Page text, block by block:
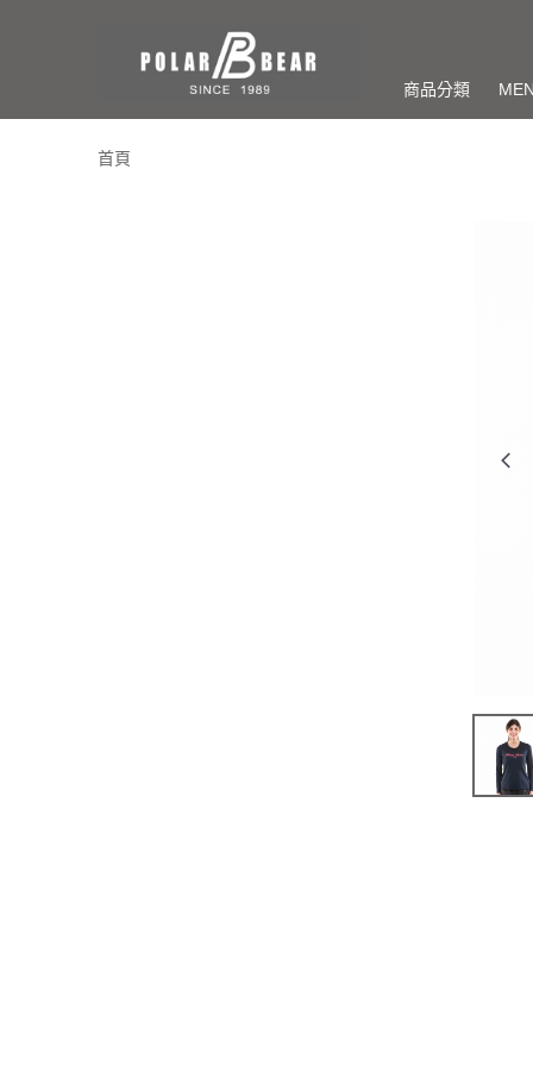
商品分類
首頁